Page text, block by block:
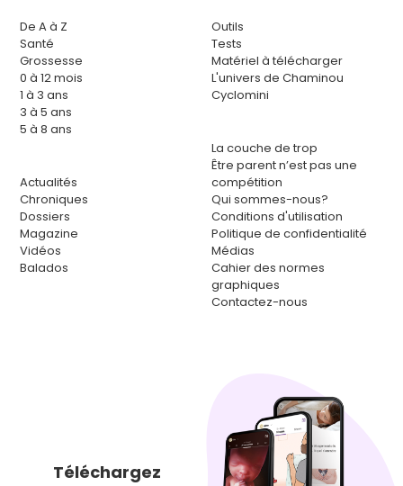
De A à Z
Santé
Grossesse
0 à 12 mois
1 à 3 ans
3 à 5 ans
5 à 8 ans
Actualités
Chroniques
Dossiers
Magazine
Vidéos
Balados
Outils
Tests
Matériel à télécharger
L'univers de Chaminou
Cyclomini
La couche de trop
Être parent n’est pas une
compétition
Qui sommes-nous?
Conditions d'utilisation
Politique de confidentialité
Médias
Cahier des normes
graphiques
Contactez-nous
Téléchargez